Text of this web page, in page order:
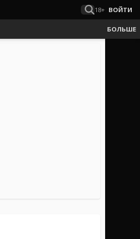
18+ ВОЙТИ
БОЛЬШЕ